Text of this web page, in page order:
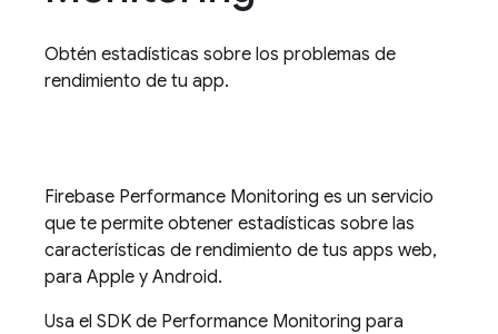
Obtén estadísticas sobre los problemas de
rendimiento de tu app.
Firebase Performance Monitoring es un servicio
que te permite obtener estadísticas sobre las
características de rendimiento de tus apps web,
para Apple y Android.
Usa el SDK de Performance Monitoring para